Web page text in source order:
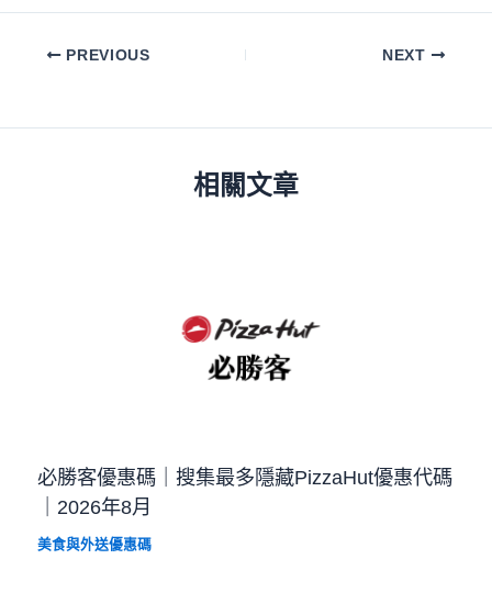
PREVIOUS NEXT
相關文章
必勝客優惠碼｜搜集最多隱藏PizzaHut優惠代碼
｜2026年8月
美食與外送優惠碼